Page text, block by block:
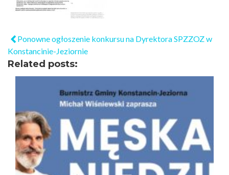
Ponowne ogłoszenie konkursu na Dyrektora SPZZOZ w
Konstancinie-Jeziornie
Related posts: